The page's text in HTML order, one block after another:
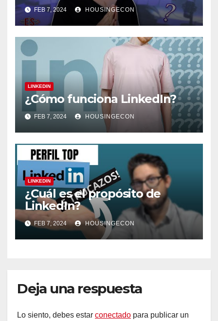
FEB 7, 2024 HOUSINGECON
LINKEDIN
¿Cómo funciona LinkedIn?
FEB 7, 2024 HOUSINGECON
LINKEDIN
¿Cuál es el propósito de
LinkedIn?
FEB 7, 2024 HOUSINGECON
Deja una respuesta
Lo siento, debes estar conectado para publicar un